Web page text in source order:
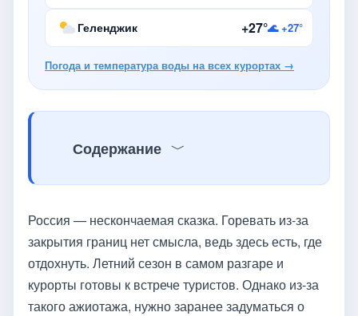
Геленджик +27°🌊 +27°
Погода и температура воды на всех курортах →
Содержание
Россия — нескончаемая сказка. Горевать из-за
закрытия границ нет смысла, ведь здесь есть, где
отдохнуть. Летний сезон в самом разгаре и
курорты готовы к встрече туристов. Однако из-за
такого ажиотажа, нужно заранее задуматься о